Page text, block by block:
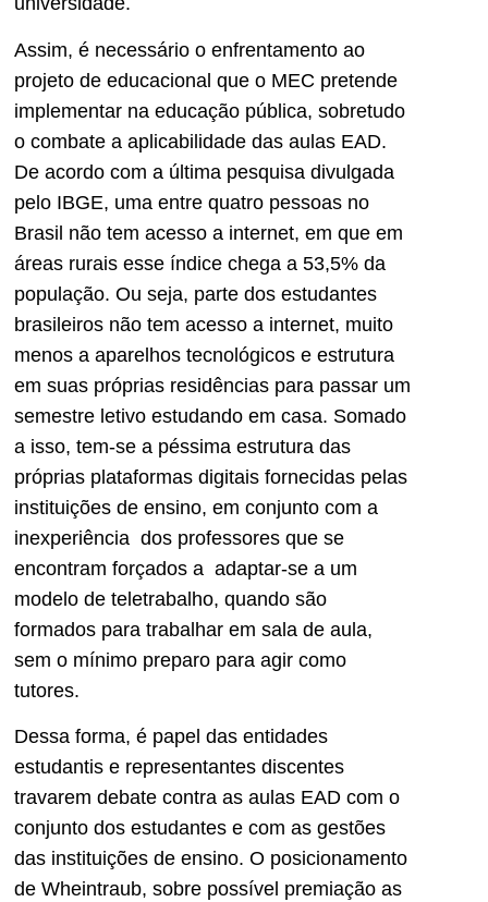
Assim, é necessário o enfrentamento ao
projeto de educacional que o MEC pretende
implementar na educação pública, sobretudo
o combate a aplicabilidade das aulas EAD.
De acordo com a última pesquisa divulgada
pelo IBGE, uma entre quatro pessoas no
Brasil não tem acesso a internet, em que em
áreas rurais esse índice chega a 53,5% da
população. Ou seja, parte dos estudantes
brasileiros não tem acesso a internet, muito
menos a aparelhos tecnológicos e estrutura
em suas próprias residências para passar um
semestre letivo estudando em casa. Somado
a isso, tem-se a péssima estrutura das
próprias plataformas digitais fornecidas pelas
instituições de ensino, em conjunto com a
inexperiência dos professores que se
encontram forçados a adaptar-se a um
modelo de teletrabalho, quando são
formados para trabalhar em sala de aula,
sem o mínimo preparo para agir como
tutores.
Dessa forma, é papel das entidades
estudantis e representantes discentes
travarem debate contra as aulas EAD com o
conjunto dos estudantes e com as gestões
das instituições de ensino. O posicionamento
de Wheintraub, sobre possível premiação as